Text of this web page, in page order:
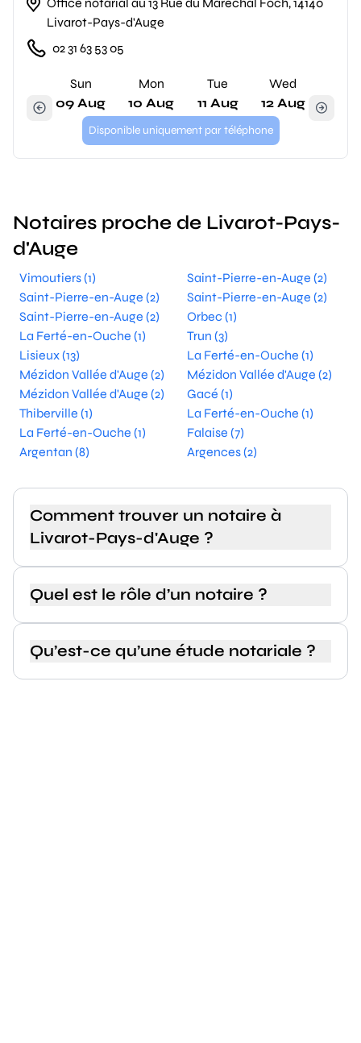
Livarot-Pays-d'Auge
02 31 63 53 05
Sun
09 Aug
Mon
10 Aug
Tue
11 Aug
Wed
12 Aug
Disponible uniquement par téléphone
Notaires proche de Livarot-Pays-
d'Auge
Vimoutiers (1)
Saint-Pierre-en-Auge (2)
Saint-Pierre-en-Auge (2)
Saint-Pierre-en-Auge (2)
Saint-Pierre-en-Auge (2)
Orbec (1)
La Ferté-en-Ouche (1)
Trun (3)
Lisieux (13)
La Ferté-en-Ouche (1)
Mézidon Vallée d'Auge (2)
Mézidon Vallée d'Auge (2)
Mézidon Vallée d'Auge (2)
Gacé (1)
Thiberville (1)
La Ferté-en-Ouche (1)
La Ferté-en-Ouche (1)
Falaise (7)
Argentan (8)
Argences (2)
Comment trouver un notaire à
Livarot-Pays-d'Auge ?
Quel est le rôle d’un notaire ?
Qu’est-ce qu’une étude notariale ?